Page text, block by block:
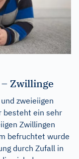
Zwillinge
zweieiigen
besteht ein sehr
Zwillingen
befruchtet wurde
durch Zufall in